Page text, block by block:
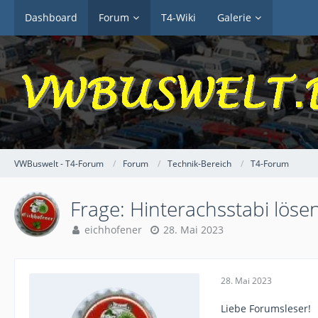
Dashboard Forum T4-Wiki Galerie
VWBuswelt - T4-Forum Forum Technik-Bereich T4-Forum
Frage: Hinterachsstabi
eichhofener 28. Mai 2023
28. Mai 2023
Liebe Forumsleser!